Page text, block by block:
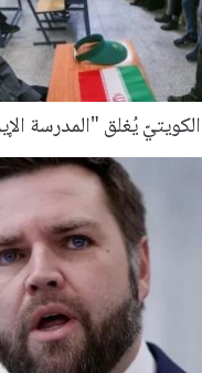
الكويتيّ يُغلق "المدرسة